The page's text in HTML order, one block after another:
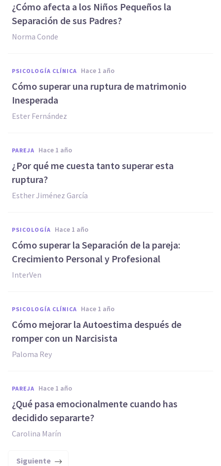
¿Cómo afecta a los Niños Pequeños la
Separación de sus Padres?
Norma Conde
PSICOLOGÍA CLÍNICA hace 1 año
Cómo superar una ruptura de matrimonio
Inesperada
Ester Fernández
PAREJA hace 1 año
¿Por qué me cuesta tanto superar esta
ruptura?
Esther Jiménez García
PSICOLOGÍA hace 1 año
Cómo superar la Separación de la pareja:
Crecimiento Personal y Profesional
InterVen
PSICOLOGÍA CLÍNICA hace 1 año
Cómo mejorar la Autoestima después de
romper con un Narcisista
Paloma Rey
PAREJA hace 1 año
¿Qué pasa emocionalmente cuando has
decidido separarte?
Carolina Marín
Siguiente